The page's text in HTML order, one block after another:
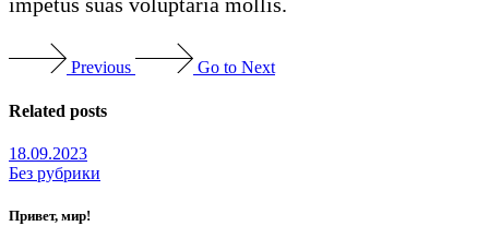
Previous Go to Next
Related posts
18.09.2023
Без рубрики
Привет, мир!